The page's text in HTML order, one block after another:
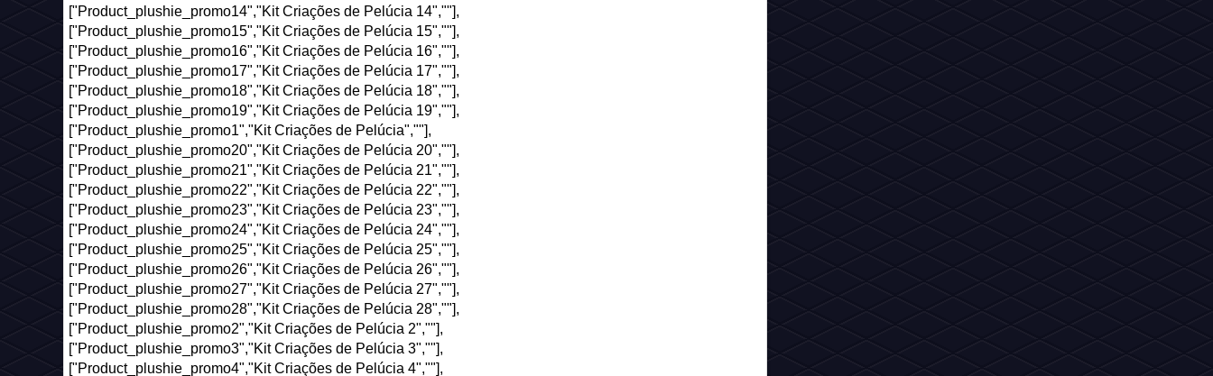
["Product_plushie_promo14","Kit Criações de Pelúcia 14",""],
["Product_plushie_promo15","Kit Criações de Pelúcia 15",""],
["Product_plushie_promo16","Kit Criações de Pelúcia 16",""],
["Product_plushie_promo17","Kit Criações de Pelúcia 17",""],
["Product_plushie_promo18","Kit Criações de Pelúcia 18",""],
["Product_plushie_promo19","Kit Criações de Pelúcia 19",""],
["Product_plushie_promo1","Kit Criações de Pelúcia",""],
["Product_plushie_promo20","Kit Criações de Pelúcia 20",""],
["Product_plushie_promo21","Kit Criações de Pelúcia 21",""],
["Product_plushie_promo22","Kit Criações de Pelúcia 22",""],
["Product_plushie_promo23","Kit Criações de Pelúcia 23",""],
["Product_plushie_promo24","Kit Criações de Pelúcia 24",""],
["Product_plushie_promo25","Kit Criações de Pelúcia 25",""],
["Product_plushie_promo26","Kit Criações de Pelúcia 26",""],
["Product_plushie_promo27","Kit Criações de Pelúcia 27",""],
["Product_plushie_promo28","Kit Criações de Pelúcia 28",""],
["Product_plushie_promo2","Kit Criações de Pelúcia 2",""],
["Product_plushie_promo3","Kit Criações de Pelúcia 3",""],
["Product_plushie_promo4","Kit Criações de Pelúcia 4",""],